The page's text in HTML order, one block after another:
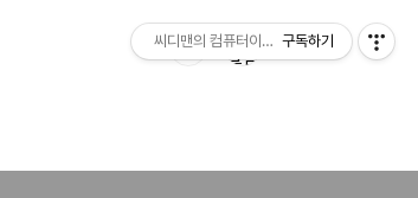
씨디맨의 컴퓨터이야기구독하기